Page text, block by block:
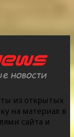
из открытых
на материал в
сайта и